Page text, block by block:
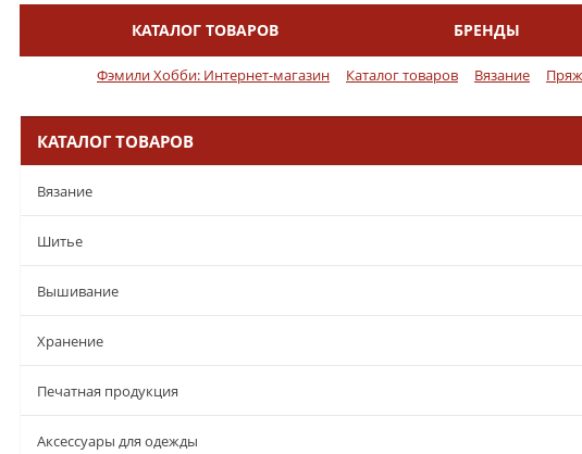
КАТАЛОГ ТОВАРОВ БРЕНДЫ
Фэмили Хобби: Интернет-магазин Каталог товаров Вязание
КАТАЛОГ ТОВАРОВ
Вязание
Шитье
Вышивание
Хранение
Печатная продукция
Аксессуары для одежды